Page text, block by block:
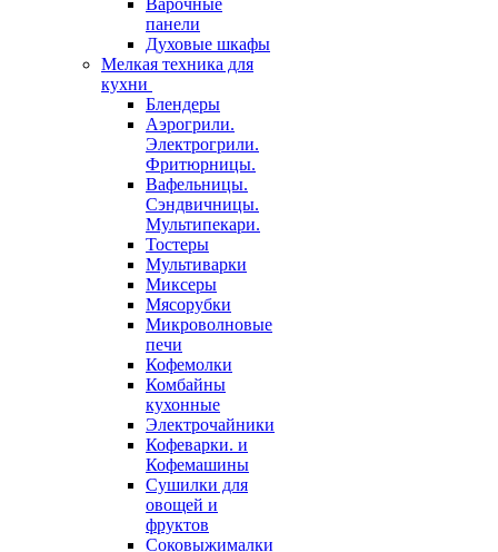
Варочные
панели
Духовые шкафы
Мелкая техника для
кухни
Блендеры
Аэрогрили.
Электрогрили.
Фритюрницы.
Вафельницы.
Сэндвичницы.
Мультипекари.
Тостеры
Мультиварки
Миксеры
Мясорубки
Микроволновые
печи
Кофемолки
Комбайны
кухонные
Электрочайники
Кофеварки. и
Кофемашины
Сушилки для
овощей и
фруктов
Соковыжималки